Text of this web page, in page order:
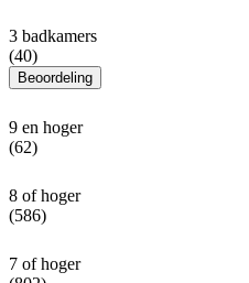
3 badkamers
(40)
Beoordeling
9 en hoger
(62)
8 of hoger
(586)
7 of hoger